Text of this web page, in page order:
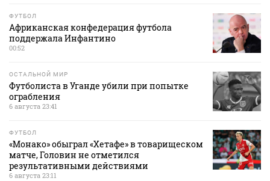
ФУТБОЛ
Африканская конфедерация футбола
поддержала Инфантино
00:52
ОСТАЛЬНОЙ МИР
Футболиста в Уганде убили при попытке
ограбления
6 августа 23:41
ФУТБОЛ
«Монако» обыграл «Хетафе» в товарищеском
матче, Головин не отметился
результативными действиями
6 августа 23:11